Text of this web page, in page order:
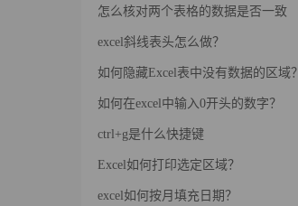
怎么核对两个表格的数据是否一致
excel斜线表头怎么做？
如何隐藏Excel表中没有数据的区域？
如何在excel中输入0开头的数字？
ctrl+g是什么快捷键
Excel如何打印选定区域？
excel如何按月填充日期？